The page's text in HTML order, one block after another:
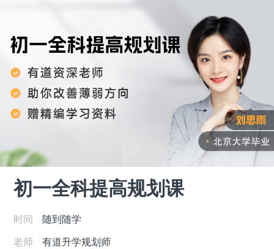
初一全科提高规划课
时间
随到随学
老师
有道升学规划师